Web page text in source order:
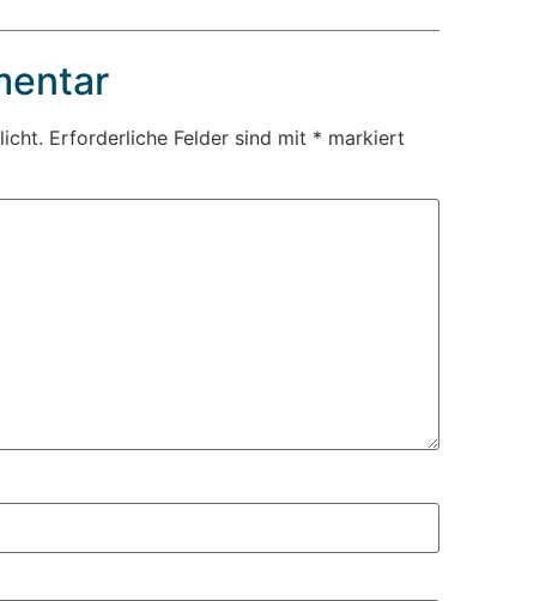
Erforderliche Felder sind mit * markiert